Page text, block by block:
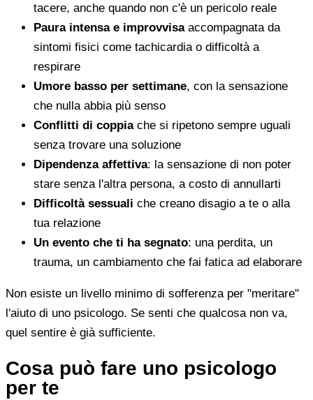
tacere, anche quando non c'è un pericolo reale
Paura intensa e improvvisaaccompagnata da
sintomi fisici come tachicardia o difficoltà a
respirare
Umore basso per settimane, con la sensazione
che nulla abbia più senso
Conflitti di coppiache si ripetono sempre uguali
senza trovare una soluzione
Dipendenza affettiva: la sensazione di non poter
stare senza l'altra persona, a costo di annullarti
Difficoltà sessuali che creano disagio a te o alla
tua relazione
Un evento che ti ha segnato: una perdita, un
trauma, un cambiamento che fai fatica ad elaborare
Non esiste un livello minimo di sofferenza per "meritare"
l'aiuto di uno psicologo. Se senti che qualcosa non va,
quel sentire è già sufficiente.
Cosa può fare uno psicologo
per te